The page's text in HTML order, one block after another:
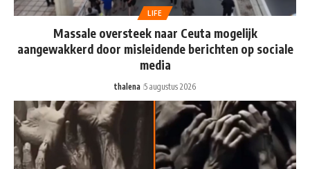
LIFE
Massale oversteek naar Ceuta mogelijk
aangewakkerd door misleidende berichten op sociale
media
thalena 5 augustus 2026